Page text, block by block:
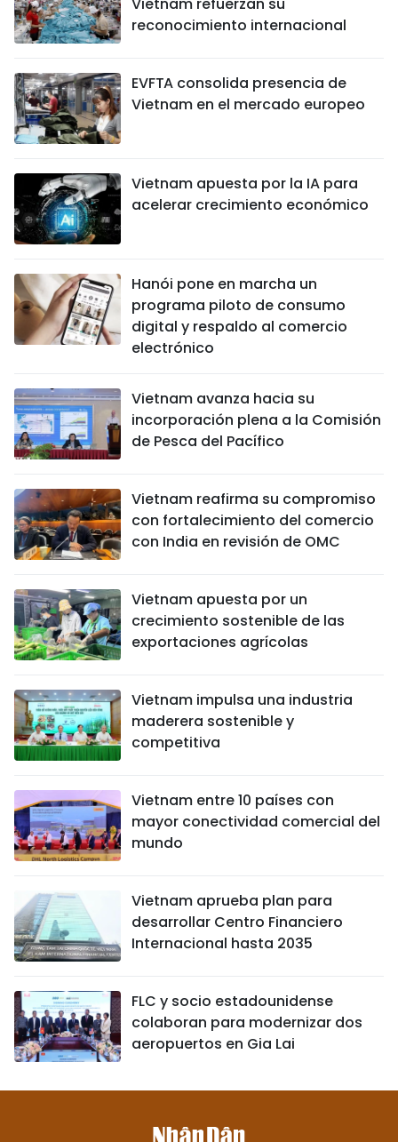
reconocimiento internacional
EVFTA consolida presencia de
Vietnam en el mercado europeo
Vietnam apuesta por la IA para
acelerar crecimiento económico
Hanói pone en marcha un
programa piloto de consumo
digital y respaldo al comercio
electrónico
Vietnam avanza hacia su
incorporación plena a la Comisión
de Pesca del Pacífico
Vietnam reafirma su compromiso
con fortalecimiento del comercio
con India en revisión de OMC
Vietnam apuesta por un
crecimiento sostenible de las
exportaciones agrícolas
Vietnam impulsa una industria
maderera sostenible y
competitiva
Vietnam entre 10 países con
mayor conectividad comercial del
mundo
Vietnam aprueba plan para
desarrollar Centro Financiero
Internacional hasta 2035
FLC y socio estadounidense
colaboran para modernizar dos
aeropuertos en Gia Lai